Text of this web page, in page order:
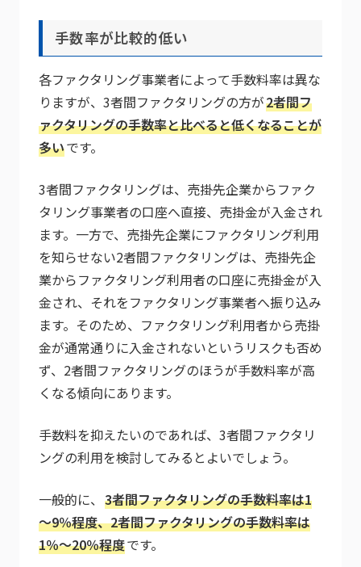
手数率が比較的低い
各ファクタリング事業者によって手数料率は異な
りますが、3者間ファクタリングの方が2者間フ
ァクタリングの手数率と比べると低くなることが
多いです。
3者間ファクタリングは、売掛先企業からファク
タリング事業者の口座へ直接、売掛金が入金され
ます。一方で、売掛先企業にファクタリング利用
を知らせない2者間ファクタリングは、売掛先企
業からファクタリング利用者の口座に売掛金が入
金され、それをファクタリング事業者へ振り込み
ます。そのため、ファクタリング利用者から売掛
金が通常通りに入金されないというリスクも否め
ず、2者間ファクタリングのほうが手数料率が高
くなる傾向にあります。
手数料を抑えたいのであれば、3者間ファクタリ
ングの利用を検討してみるとよいでしょう。
一般的に、 3者間ファクタリングの手数料率は1
～9％程度、2者間ファクタリングの手数料率は
1％～20％程度です。